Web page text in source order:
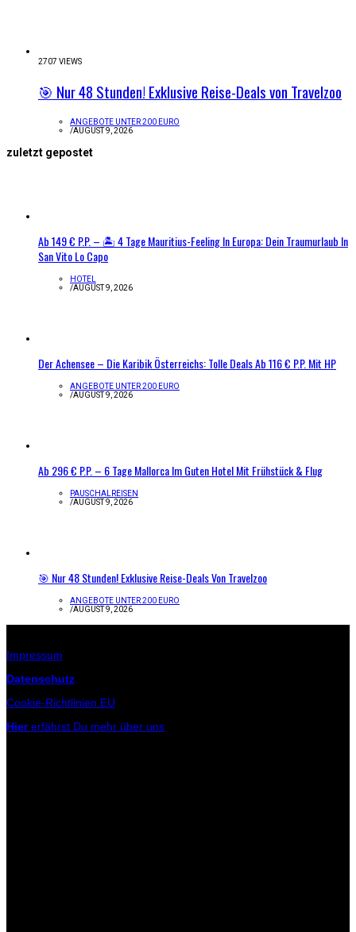
2707 VIEWS
🎯 Nur 48 Stunden! Exklusive Reise-Deals von Travelzoo
ANGEBOTE UNTER 200 EURO
/AUGUST 9, 2026
zuletzt gepostet
Ab 149 € P.P. – 🏝️ 4 Tage Mauritius-Feeling In Europa: Dein Traumurlaub In
San Vito Lo Capo
HOTEL
/AUGUST 9, 2026
Der Achensee – Die Karibik Österreichs: Tolle Deals Ab 116 € P.P. Mit HP
ANGEBOTE UNTER 200 EURO
/AUGUST 9, 2026
Ab 296 € P.P. – 6 Tage Mallorca Im Guten Hotel Mit Frühstück & Flug
PAUSCHALREISEN
/AUGUST 9, 2026
🎯 Nur 48 Stunden! Exklusive Reise-Deals Von Travelzoo
ANGEBOTE UNTER 200 EURO
/AUGUST 9, 2026
Impressum
Datenschutz
Cookie-Richtlinien EU
Hiererfährst Du mehr über uns